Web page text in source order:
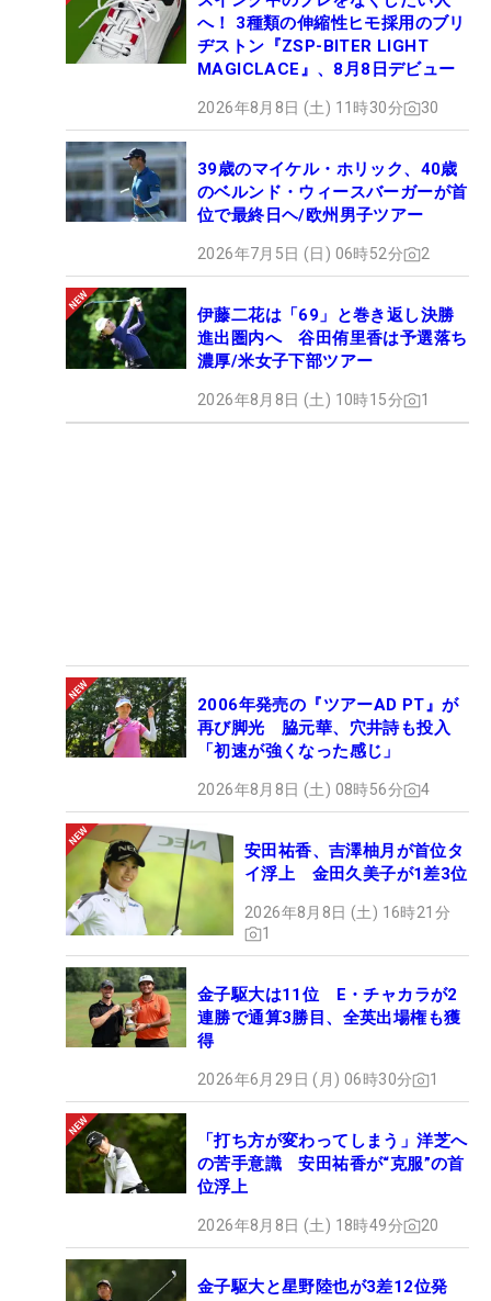
へ！ 3種類の伸縮性ヒモ採用のブリ
ヂストン『ZSP-BITER LIGHT
MAGICLACE』、8月8日デビュー
2026年8月8日 (土) 11時30分 30
39歳のマイケル・ホリック、40歳
のベルンド・ウィースバーガーが首
位で最終日ヘ/欧州男子ツアー
2026年7月5日 (日) 06時52分 2
伊藤二花は「69」と巻き返し決勝
進出圏内へ 谷田侑里香は予選落ち
濃厚/米女子下部ツアー
2026年8月8日 (土) 10時15分 1
2006年発売の『ツアーAD PT』が
再び脚光 脇元華、穴井詩も投入
「初速が強くなった感じ」
2026年8月8日 (土) 08時56分 4
安田祐香、吉澤柚月が首位タ
イ浮上 金田久美子が1差3位
2026年8月8日 (土) 16時21分
1
金子駆大は11位 E・チャカラが2
連勝で通算3勝目、全英出場権も獲
得
2026年6月29日 (月) 06時30分 1
「打ち方が変わってしまう」洋芝へ
の苦手意識 安田祐香が“克服”の首
位浮上
2026年8月8日 (土) 18時49分 20
金子駆大と星野陸也が3差12位発